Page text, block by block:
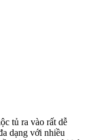
tủ ra vào rất dễ
dạng với nhiều